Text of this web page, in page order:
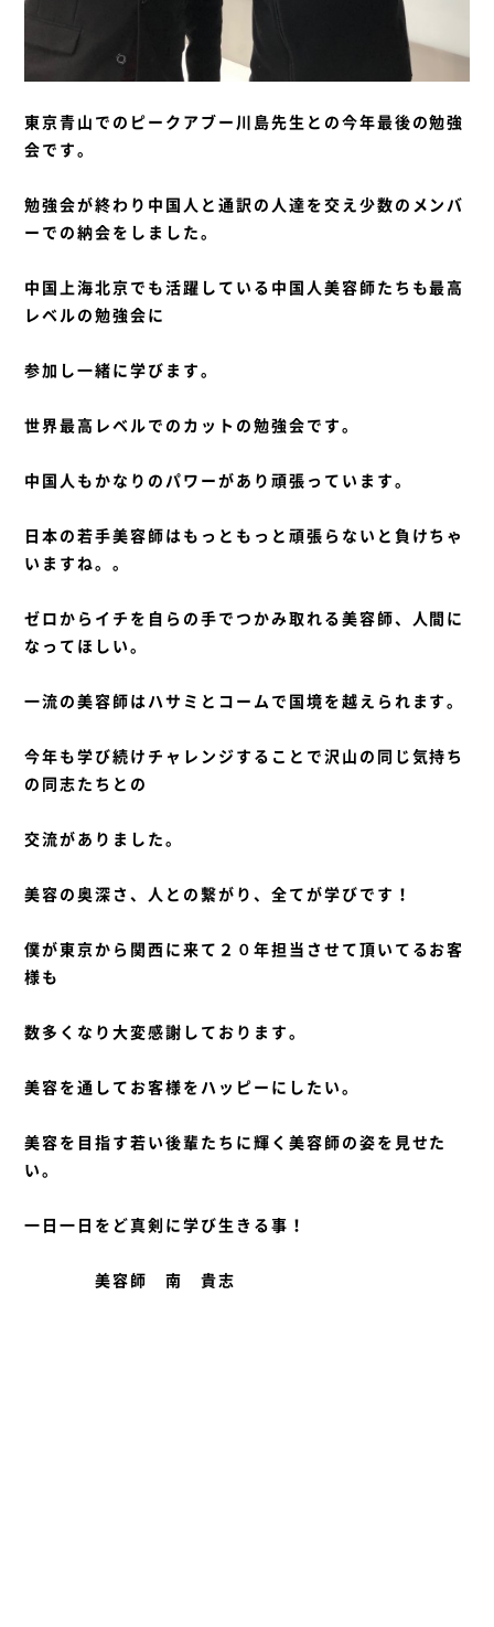
東京青山でのピークアブー川島先生との今年最後の勉強
会です。
勉強会が終わり中国人と通訳の人達を交え少数のメンバ
ーでの納会をしました。
中国上海北京でも活躍している中国人美容師たちも最高
レベルの勉強会に
参加し一緒に学びます。
世界最高レベルでのカットの 勉強会です。
中国人もかなりのパワーがあり頑張っています。
日本の若手美容師はもっともっと頑張らないと負けちゃ
いますね。。
ゼロからイチを自らの手でつかみ取れる美容師、人間に
なってほしい。
一流の美容師はハサミとコームで国境を越えられます。
今年も学び続けチャレンジすることで沢山の同じ気持ち
の同志たちとの
交流がありました。
美容の奥深さ、人との繋がり、全てが学びです！
僕が東京から関西に来て２０年担当させて頂いてるお客
様も
数多くなり大変感謝しております。
美容を通してお客様をハッピーにしたい。
美容を目指す若い後輩たちに輝く美容師の姿を見せた
い。
一日一日をど真剣に学び生きる事！
美容師 南 貴志